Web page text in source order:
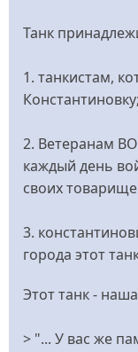
Танк
1. танкистам,
Константиновку;
2. Ветеранам
каждый день
своих
3.
города этот
Этот танк -
> "... У вас же